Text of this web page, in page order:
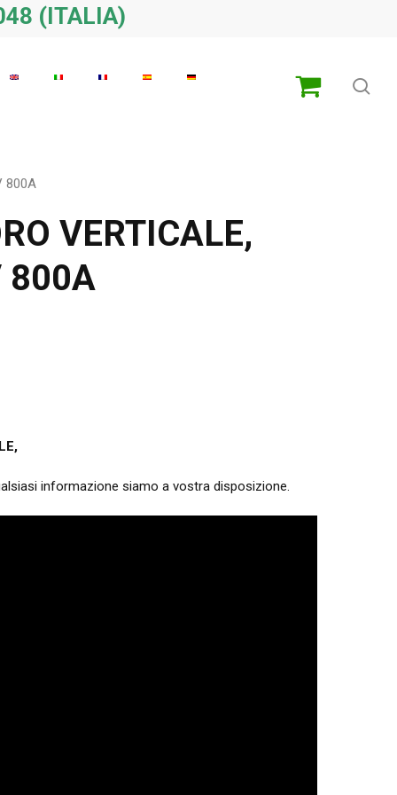
(ITALIA)
800A
VERTICALE,
800A
,
informazione siamo a vostra disposizione.